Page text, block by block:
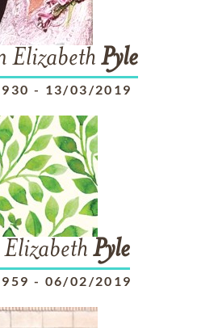
Elizabeth Pyle
- 13/03/2019
Elizabeth Pyle
- 06/02/2019